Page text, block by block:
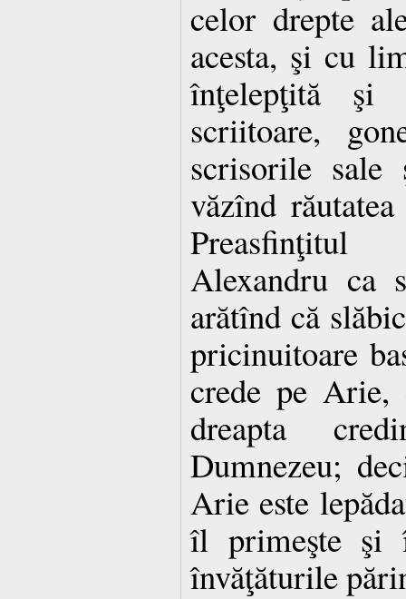
celor drepte
acesta, şi cu
înţelepţită
scriitoare,
scrisorile sale
văzînd
Alexandru ca
arătînd că
pricinuitoare
crede pe Arie,
dreapta
Dumnezeu;
Arie este
îl primeşte şi
învăţăturile